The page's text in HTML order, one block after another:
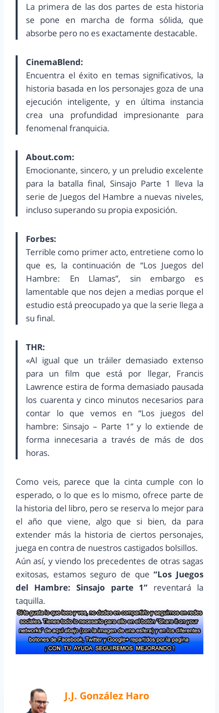
La primera de las dos partes de esta historia
se pone en marcha de forma sólida, que
absorbe pero no es exactamente destacable.
CinemaBlend:
Encuentra el éxito en temas significativos, la
historia basada en los personajes goza de una
ejecución inteligente, y en última instancia
crea una profundidad impresionante para
fenomenal franquicia.
About.com:
Emocionante, sincero, y un preludio excelente
para la batalla final, Sinsajo Parte 1 lleva la
serie de Juegos del Hambre a nuevas niveles,
incluso superando su propia exposición.
Forbes:
Terrible como primer acto, entretiene como lo
que es, la continuación de “Los Juegos del
Hambre: En Llamas”, sin embargo es
lamentable que nos dejen a medias porque el
estudio está preocupado ya que la serie llega a
su final.
THR:
«Al igual que un tráiler demasiado extenso
para un film que está por llegar, Francis
Lawrence estira de forma demasiado pausada
los cuarenta y cinco minutos necesarios para
contar lo que vemos en “Los juegos del
hambre: Sinsajo – Parte 1” y lo extiende de
forma innecesaria a través de más de dos
horas.
Como veis, parece que la cinta cumple con lo
esperado, o lo que es lo mismo, ofrece parte de
la historia del libro, pero se reserva lo mejor para
el año que viene, algo que si bien, da para
extender más la historia de ciertos personajes,
juega en contra de nuestros castigados bolsillos.
Aún así, y viendo los precedentes de otras sagas
exitosas, estamos seguro de que“Los Juegos
del Hambre: Sinsajo parte 1” reventará la
taquilla.
J.J. González Haro